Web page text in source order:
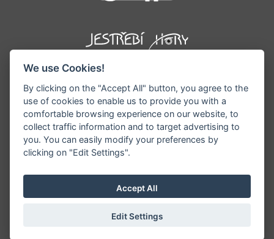
©1996 - 2026 Všechna práva vyhrazena serveru
zveřejňovaných informací a vyhrazuje si právo
Sekce pro starosty/ředitele|Nastavení cookies
We use Cookies!
By clicking on the "Accept All" button, you agree to the
use of cookies to enable us to provide you with a
comfortable browsing experience on our website, to
collect traffic information and to target advertising to
you. You can easily modify your preferences by
clicking on "Edit Settings".
Accept All
Edit Settings